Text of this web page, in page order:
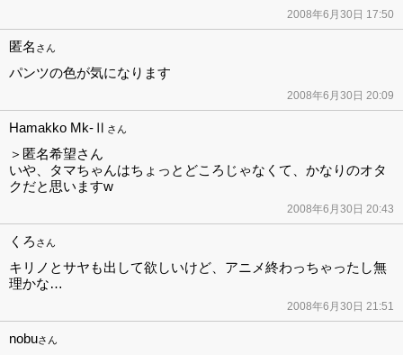
2008年6月30日 17:50
匿名 さん
パンツの色が気になります
2008年6月30日 20:09
Hamakko Mk-Ⅱ さん
＞匿名希望さん
いや、タマちゃんはちょっとどころじゃなくて、かなりのオタ
クだと思いますw
2008年6月30日 20:43
くろ さん
キリノとサヤも出して欲しいけど、アニメ終わっちゃったし無
理かな…
2008年6月30日 21:51
nobuさん